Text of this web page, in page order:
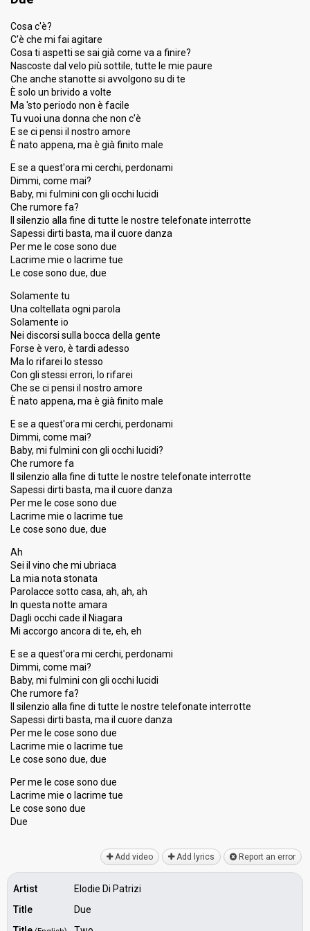
FIRST ROUND
Result Eliminated
Place 9th (out of 28)
Public ranking
10
Public percent
2.3%
Running order
1
Cosa c'è?
C'è che mi fai agitare
Cosa ti aspetti se sai già come va a finire?
Nascoste dal velo più sottile, tutte le mie paure
Che anche stanotte si avvolgono su di te
È solo un brivido a volte
Ma 'sto periodo non è facile
Tu vuoi una donna che non c'è
E se ci pensi il nostro amore
È nato appena, ma è già finito male
E se a quest'ora mi cerchi, perdonami
Dimmi, come mai?
Baby, mi fulmini con gli occhi lucidi
Che rumore fa?
Il silenzio alla fine di tutte le nostre telefonate interrotte
Sapessi dirti basta, ma il cuore danza
Per me le cose sono due
Lacrime mie o lacrime tue
Le cose sono due, due
Solamente tu
Una coltellata ogni parola
Solamente io
Nei discorsi sulla bocca della gente
Forse è vero, è tardi adesso
Ma lo rifarei lo stesso
Con gli stessi errori, lo rifarei
Che se ci pensi il nostro amore
È nato appena, ma è già finito male
E se a quest'ora mi cerchi, perdonami
Dimmi, come mai?
Baby, mi fulmini con gli occhi lucidi?
Che rumore fa
Il silenzio alla fine di tutte le nostre telefonate interrotte
Sapessi dirti basta, ma il cuore danza
Per me le cose sono due
Lacrime mie o lacrime tue
Le cose sono due, due
Ah
Sei il vino che mi ubriaca
La mia nota stonata
Parolacce sotto casa, ah, ah, ah
In questa notte amara
Dagli occhi cade il Niagara
Mi accorgo ancora di te, eh, eh
E se a quest'ora mi cerchi, perdonami
Dimmi, come mai?
Baby, mi fulmini con gli occhi lucidi
Che rumore fa?
Il silenzio alla fine di tutte le nostre telefonate interrotte
Sapessi dirti basta, ma il cuore danza
Per me le cose sono due
Lacrime mie o lacrime tue
Le cose sono due, due
Per me le cose sono due
Lacrime mie o lаcrime tue
Le cose ѕono due
Due
Add video Add lyrics Report an error
Artist
Elodie Di Patrizi
Title
Due